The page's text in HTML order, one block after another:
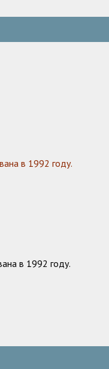
в 1992 году.
в 1992 году.